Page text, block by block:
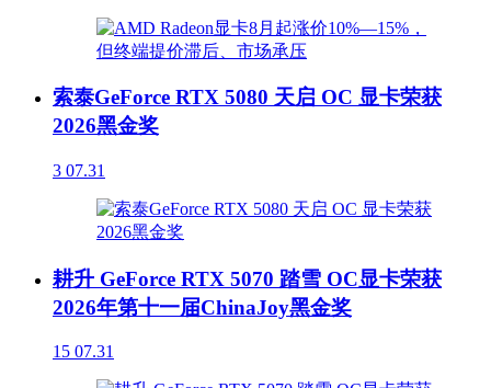
索泰GeForce RTX 5080 天启 OC 显卡荣获
2026黑金奖
3 07.31
耕升 GeForce RTX 5070 踏雪 OC显卡荣获
2026年第十一届ChinaJoy黑金奖
15 07.31